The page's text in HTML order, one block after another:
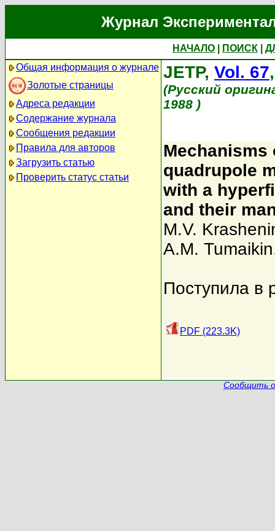
Журнал
НАЧАЛО ПОИСК
Общая информация о журнале
Золотые страницы
Адреса редакции
Содержание журнала
Сообщения редакции
Правила для авторов
Загрузить статью
Проверить статус статьи
JETP, Vol. 67
(Русский
1988 )
quadrupole
with a
and their
M.V.
A.M. Tumaikin
Поступила в
PDF (223.3K)
Сообщить о